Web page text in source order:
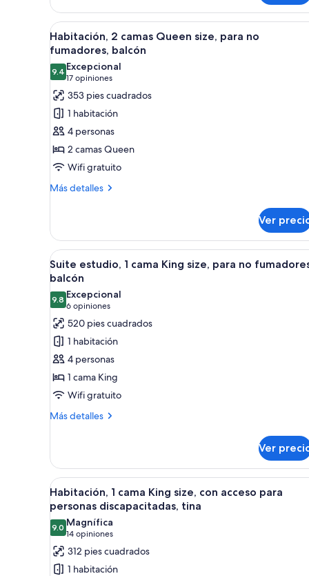
cama
King
size,
para
no
fumadores
Abrir
todas
las
fotos
de
Habitación,
2
camas
Queen
size,
para
balcón
Habitación de hotel con dos
7
Habitación, 2 camas Queen size, para no
fumadores, balcón
9.49.4 de 10
Excepcional
17 opiniones
(17
opiniones)
353 pies cuadrados
1 habitación
4 personas
2 camas Queen
Wifi gratuito
Más detalles
Más
2
camas
Queen
size,
no
fumadores,
balcón
Ver
Abrir
todas
las
fotos
de
Suite
estudio,
1
cama
King
size,
fumadores,
balcón
Habitación de hotel con una
6
Suite estudio, 1 cama King size, para no
balcón
9.89.8 de 10
Excepcional
6 opiniones
(6
opiniones)
520 pies cuadrados
1 habitación
4 personas
1 cama King
Wifi gratuito
Más detalles
Más
estudio,
cama
King
size,
para
no
fumadores,
balcón
Ver
Abrir
todas
las
fotos
de
Habitación,
Habitación de hotel con una
7
Habitación, 1 cama King size, con acceso para
personas discapacitadas, tina
9.09.0 de 10
Magnífica
14 opiniones
(14
opiniones)
312 pies cuadrados
1 habitación